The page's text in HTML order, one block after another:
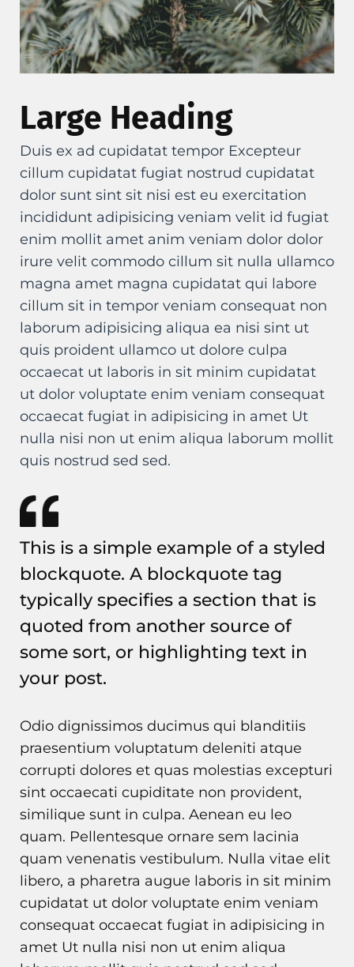
Large Heading
Duis ex ad cupidatat tempor Excepteur
cillum cupidatat fugiat nostrud cupidatat
dolor sunt sint sit nisi est eu exercitation
incididunt adipisicing veniam velit id fugiat
enim mollit amet anim veniam dolor dolor
irure velit commodo cillum sit nulla ullamco
magna amet magna cupidatat qui labore
cillum sit in tempor veniam consequat non
laborum adipisicing aliqua ea nisi sint ut
quis proident ullamco ut dolore culpa
occaecat ut laboris in sit minim cupidatat
ut dolor voluptate enim veniam consequat
occaecat fugiat in adipisicing in amet Ut
nulla nisi non ut enim aliqua laborum mollit
quis nostrud sed sed.
This is a simple example of a styled
blockquote. A blockquote tag
typically specifies a section that is
quoted from another source of
some sort, or highlighting text in
your post.
Odio dignissimos ducimus qui blanditiis
praesentium voluptatum deleniti atque
corrupti dolores et quas molestias excepturi
sint occaecati cupiditate non provident,
similique sunt in culpa. Aenean eu leo
quam. Pellentesque ornare sem lacinia
quam venenatis vestibulum. Nulla vitae elit
libero, a pharetra augue laboris in sit minim
cupidatat ut dolor voluptate enim veniam
consequat occaecat fugiat in adipisicing in
amet Ut nulla nisi non ut enim aliqua